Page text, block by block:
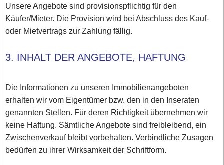
Unsere Angebote sind provisionspflichtig für den
Käufer/Mieter. Die Provision wird bei Abschluss des Kauf-
oder Mietvertrags zur Zahlung fällig.
3. INHALT DER ANGEBOTE, HAFTUNG
Die Informationen zu unseren Immobilienangeboten
erhalten wir vom Eigentümer bzw. den in den Inseraten
genannten Stellen. Für deren Richtigkeit übernehmen wir
keine Haftung. Sämtliche Angebote sind freibleibend, ein
Zwischenverkauf bleibt vorbehalten. Verbindliche Zusagen
bedürfen zu ihrer Wirksamkeit der Schriftform.